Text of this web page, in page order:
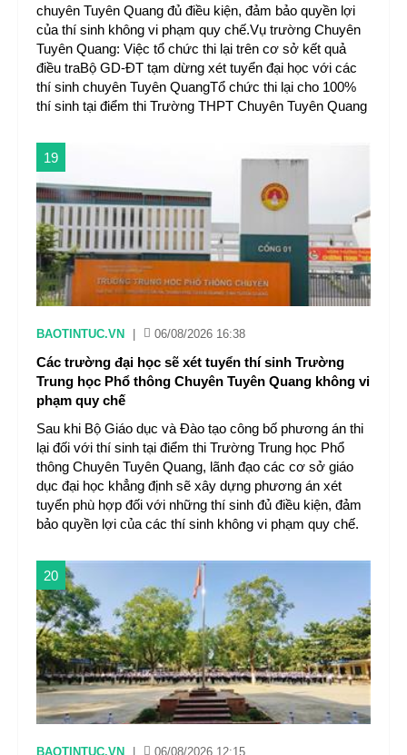
chuyên Tuyên Quang đủ điều kiện, đảm bảo quyền lợi
của thí sinh không vi phạm quy chế.Vụ trường Chuyên
Tuyên Quang: Việc tổ chức thi lại trên cơ sở kết quả
điều traBộ GD-ĐT tạm dừng xét tuyển đại học với các
thí sinh chuyên Tuyên QuangTổ chức thi lại cho 100%
thí sinh tại điểm thi Trường THPT Chuyên Tuyên Quang
19
BAOTINTUC.VN 06/08/2026 16:38
Các trường đại học sẽ xét tuyển thí sinh Trường
Trung học Phổ thông Chuyên Tuyên Quang không vi
phạm quy chế
Sau khi Bộ Giáo dục và Đào tạo công bố phương án thi
lại đối với thí sinh tại điểm thi Trường Trung học Phổ
thông Chuyên Tuyên Quang, lãnh đạo các cơ sở giáo
dục đại học khẳng định sẽ xây dựng phương án xét
tuyển phù hợp đối với những thí sinh đủ điều kiện, đảm
bảo quyền lợi của các thí sinh không vi phạm quy chế.
20
BAOTINTUC.VN 06/08/2026 12:15